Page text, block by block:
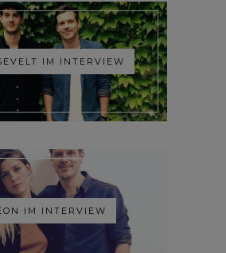
IM INTERVIEW
IM INTERVIEW